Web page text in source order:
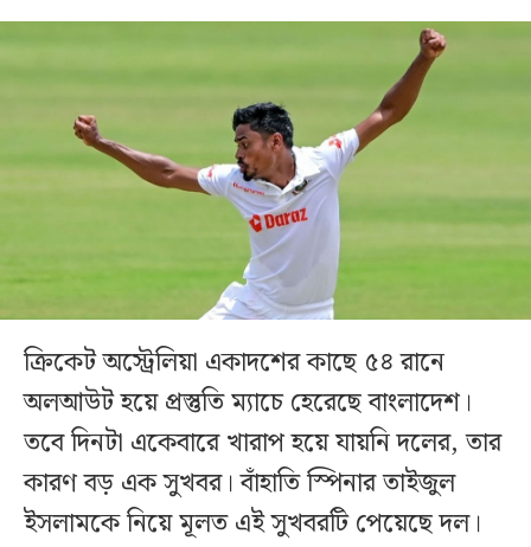
ক্রিকেট অস্ট্রেলিয়া একাদশের কাছে ৫৪ রানে
অলআউট হয়ে প্রস্তুতি ম্যাচে হেরেছে বাংলাদেশ।
তবে দিনটা একেবারে খারাপ হয়ে যায়নি দলের, তার
কারণ বড় এক সুখবর। বাঁহাতি স্পিনার তাইজুল
ইসলামকে নিয়ে মূলত এই সুখবরটি পেয়েছে দল।